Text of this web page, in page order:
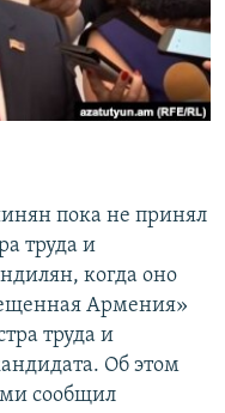
пока не принял
труда и
когда оно
Армения»
труда и
Об этом
сообщил